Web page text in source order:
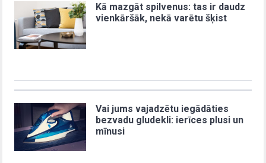
Kā mazgāt spilvenus: tas ir daudz
vienkāršāk, nekā varētu šķist
Vai jums vajadzētu iegādāties
bezvadu gludekli: ierīces plusi un
mīnusi